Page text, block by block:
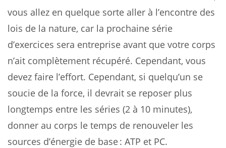
vous allez en quelque sorte aller à l’encontre des
lois de la nature, car la prochaine série
d’exercices sera entreprise avant que votre corps
n’ait complètement récupéré. Cependant, vous
devez faire l’effort. Cependant, si quelqu’un se
soucie de la force, il devrait se reposer plus
longtemps entre les séries (2 à 10 minutes),
donner au corps le temps de renouveler les
sources d’énergie de base : ATP et PC.